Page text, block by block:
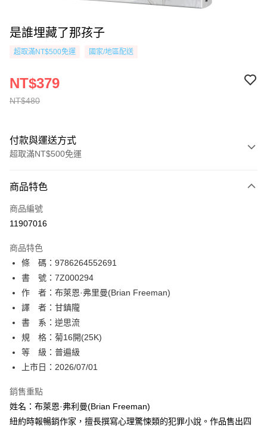
是誰埋藏了那孩子
超取滿NT$500免運 國家/地區配送
NT$480
NT$379
付款與運送方式
超取滿NT$500免運
信用卡一次付款
超商取貨付款
相關說明
【關於「AFTEE先享後付」】
AFTEE先享後付是「在收到商品之後才付款」的支付方式。 讓您購物簡單
便利好安心！
１．簡單：不需註冊會員、不需綁卡、不需儲值。
２．便利：只要手機號碼，簡訊認證，即可結帳。
３．安心：先確認商品／服務後，再付款。
【「AFTEE先享後付」結帳流程】
１．於結帳方式選擇「AFTEE先享後付」後，將跳轉至「AFTEE先享後付」
結帳頁面，進行簡訊認證並確認金額後，即可完成結帳。
２．訂單成立數日內，您將收到繳費通知簡訊。
ATM／網路銀行／等多元方式進行付款，方視為交易完成。
※ 請注意：結帳手續完成當下不需立刻繳費，但若您需要取消訂單，請聯絡
購買商品的店家。未經商家同意取消之訂單仍視為有效，需透過AFTEE先享
ATM付款
運送方式
全家取貨付款
每筆NT$80，滿NT$500(含以上)免運費
付款後全家取貨
每筆NT$80，滿NT$500(含以上)免運費
商品特色
商品編號
11907016
商品特色
條 碼：9786264552691
書 號：7Z000294
作 者：布萊恩·弗里曼(Brian Freeman)
譯 者：甘鎮隴
書 系：逆思流
規 格：菊16開(25K)
等 級：普遍級
上市日：2026/07/01
銷售重點
姓名：布萊恩·弗利曼(Brian Freeman)
紐約時報暢銷作家，擅長撰寫心理驚悚類的犯罪小說。作品售出四